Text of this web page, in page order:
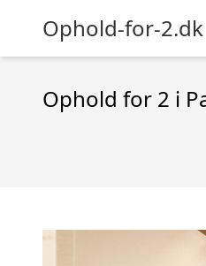
Ophold-for-2.dk
Ophold for 2 i